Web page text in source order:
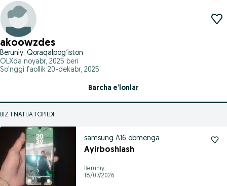
akoowzdes
Beruniy, Qoraqalpog‘iston
OLXda noyabr, 2025 beri
So'nggi faollik 20-dekabr, 2025
Barcha e’lonlar
BIZ 1 NATIJA TOPILDI
samsung A16 obmenga
Ayirboshlash
Beruniy
18/07/2026